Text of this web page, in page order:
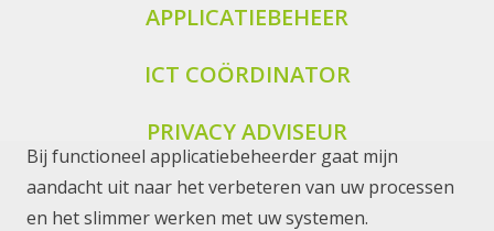
APPLICATIEBEHEER
ICT COÖRDINATOR
PRIVACY ADVISEUR
Bij functioneel applicatiebeheerder gaat mijn
aandacht uit naar het verbeteren van uw processen
en het slimmer werken met uw systemen.